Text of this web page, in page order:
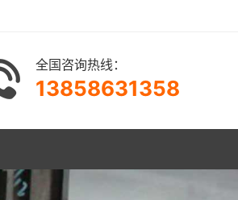
全国咨询热线：
13858631358